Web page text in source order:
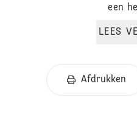
een
Afdrukken